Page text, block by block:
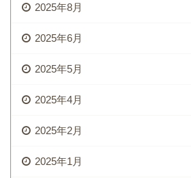
2025年8月
2025年6月
2025年5月
2025年4月
2025年2月
2025年1月